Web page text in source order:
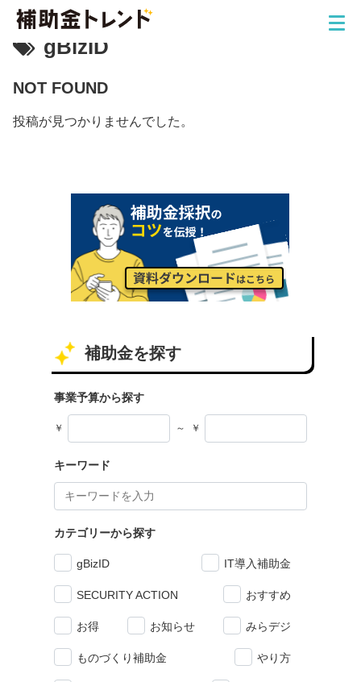
gBizID
NOT FOUND
投稿が見つかりませんでした。
補助金を探す
事業予算から探す
￥ ～ ￥
キーワード
カテゴリーから探す
gBizID IT導入補助金
SECURITY ACTION おすすめ
お得 お知らせ みらデジ
ものづくり補助金 やり方